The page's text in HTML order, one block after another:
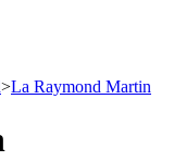
>La Raymond Martin